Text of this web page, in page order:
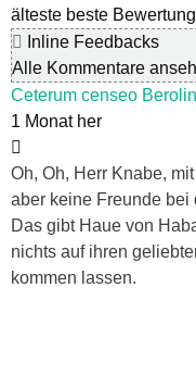
älteste beste Bewertung
Inline Feedbacks
Alle Kommentare
Ceterum censeo
1 Monat her
Oh, Oh, Herr Knabe,
aber keine Freunde bei
Das gibt Haue von
nichts auf ihren
kommen lassen.